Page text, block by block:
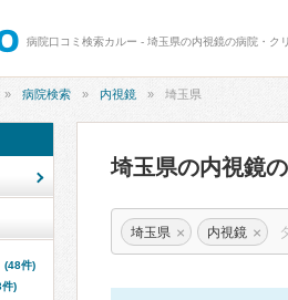
病院口コミ検索カルー - 埼玉県の内視鏡の病院・ク
病院検索 内視鏡 埼玉県
埼玉県の内視鏡
埼玉県 × 内視鏡 ×
(48件)
件)